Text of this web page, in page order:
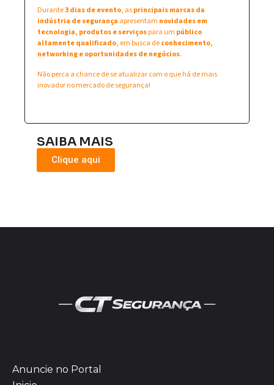
Durante3 dias de evento, asprincipais marcas da
indústria de segurança apresentam novidades em
tecnologia, produtos e serviçospara um público
altamente qualificado, em busca deconhecimento,
networking e oportunidades de negócios.
Não perca a chance de se atualizar com o que há de mais
inovador no mercado de segurança!
SAIBA MAIS
Clique aqui
Anuncie no Portal